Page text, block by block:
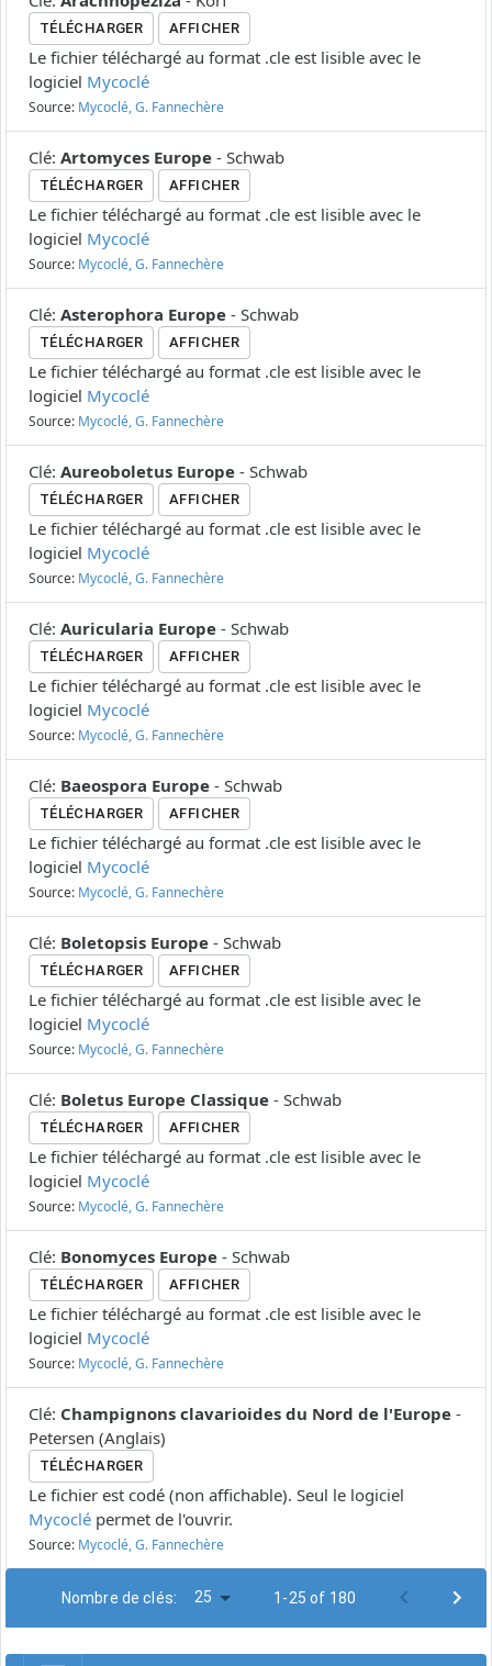
TÉLÉCHARGER AFFICHER
Le fichier téléchargé au format .cle est lisible avec le
logiciel Mycoclé
Source: Mycoclé, G. Fannechère
Clé: Artomyces Europe - Schwab
TÉLÉCHARGER AFFICHER
Le fichier téléchargé au format .cle est lisible avec le
logiciel Mycoclé
Source: Mycoclé, G. Fannechère
Clé: Asterophora Europe - Schwab
TÉLÉCHARGER AFFICHER
Le fichier téléchargé au format .cle est lisible avec le
logiciel Mycoclé
Source: Mycoclé, G. Fannechère
Clé: Aureoboletus Europe - Schwab
TÉLÉCHARGER AFFICHER
Le fichier téléchargé au format .cle est lisible avec le
logiciel Mycoclé
Source: Mycoclé, G. Fannechère
Clé: Auricularia Europe - Schwab
TÉLÉCHARGER AFFICHER
Le fichier téléchargé au format .cle est lisible avec le
logiciel Mycoclé
Source: Mycoclé, G. Fannechère
Clé: Baeospora Europe - Schwab
TÉLÉCHARGER AFFICHER
Le fichier téléchargé au format .cle est lisible avec le
logiciel Mycoclé
Source: Mycoclé, G. Fannechère
Clé: Boletopsis Europe - Schwab
TÉLÉCHARGER AFFICHER
Le fichier téléchargé au format .cle est lisible avec le
logiciel Mycoclé
Source: Mycoclé, G. Fannechère
Clé: Boletus Europe Classique - Schwab
TÉLÉCHARGER AFFICHER
Le fichier téléchargé au format .cle est lisible avec le
logiciel Mycoclé
Source: Mycoclé, G. Fannechère
Clé: Bonomyces Europe - Schwab
TÉLÉCHARGER AFFICHER
Le fichier téléchargé au format .cle est lisible avec le
logiciel Mycoclé
Source: Mycoclé, G. Fannechère
Clé: Champignons clavarioides du Nord de l'Europe -
Petersen (Anglais)
TÉLÉCHARGER
Le fichier est codé (non affichable). Seul le logiciel
Mycoclé permet de l'ouvrir.
Source: Mycoclé, G. Fannechère
Nombre de clés: 25 1-25 of 180